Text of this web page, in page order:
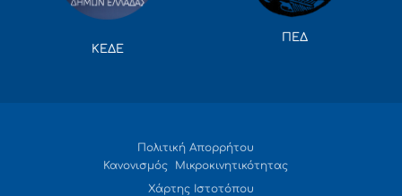
ΚΕΔΕ
ΠΕΔ
Πολιτική Απορρήτου
Κανονισμός Μικροκινητικότητας
Χάρτης Ιστοτόπου